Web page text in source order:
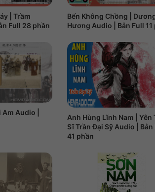
| Trầm
Full 28 phần
Bến Không Chồng |
Hương Audio | Bản Full 11
Audio |
Anh Hùng Lĩnh Nam | Yên
Sĩ Trần Đại Sỹ Audio | Bản
41 phần